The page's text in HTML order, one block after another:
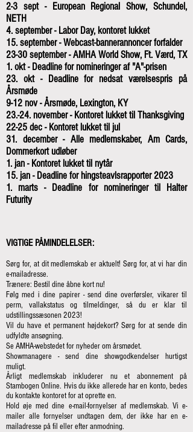
2-3 sept - European Regional Show, Schundel,
NETH
4. september - Labor Day, kontoret lukket
15. september - Webcast-bannerannoncer forfalder
23-30 september - AMHA World Show, Ft. Værd, TX
1. okt - Deadline for nomineringer af "A"-prisen
23. okt - Deadline for nedsat værelsespris på
Årsmøde
9-12 nov - Årsmøde, Lexington, KY
23.-24. november - Kontoret lukket til Thanksgiving
22-25 dec - Kontoret lukket til jul
31. december - Alle medlemskaber, Am Cards,
Dommerkort udløber
1. jan - Kontoret lukket til nytår
15. jan - Deadline for hingsteavlsrapporter 2023
1. marts - Deadline for nomineringer til Halter
Futurity
VIGTIGE PÅMINDELELSER:
Sørg for, at dit medlemskab er aktuelt! Sørg for, at vi har din
e-mailadresse.
Trænere: Bestil dine åbne kort nu!
Følg med i dine papirer - send dine overførsler, vikarer til
perm, vallakstatus og tilmeldinger, så du er klar til
udstillingssæsonen 2023!
Vil du have et permanent højdekort? Sørg for at sende din
udfyldte ansøgning.
Se AMHA-webstedet for nyheder om årsmødet.
Showmanagere - send dine showgodkendelser hurtigst
muligt.
Årligt medlemskab inkluderer nu et abonnement på
Stambogen Online. Hvis du ikke allerede har en konto, bedes
du kontakte kontoret for at oprette en.
Hold øje med dine e-mail-fornyelser af medlemskab. Vi e-
mailer alle fornyelser undtagen dem, der ikke har en e-
mailadresse på fil eller efter anmodning.